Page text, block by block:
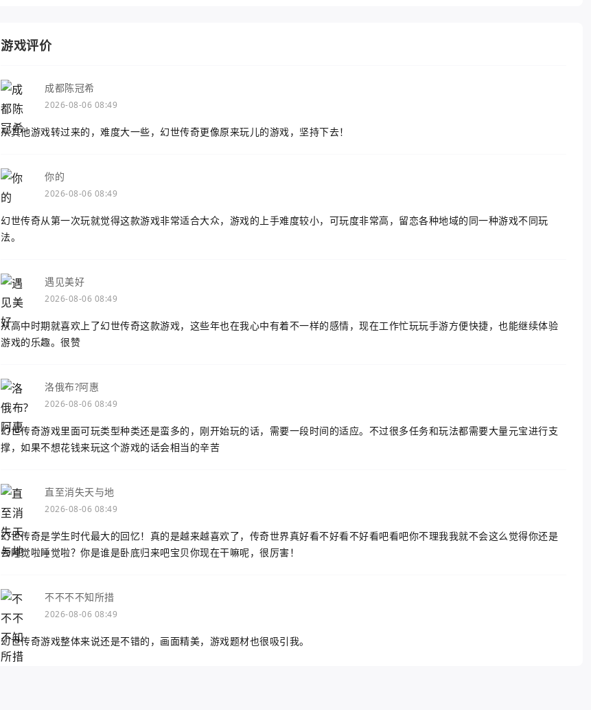
游戏评价
成都陈冠希
2026-08-06 08:49
从其他游戏转过来的，难度大一些，幻世传奇更像原来玩儿的游戏，坚持下去！
你的
2026-08-06 08:49
幻世传奇从第一次玩就觉得这款游戏非常适合大众，游戏的上手难度较小，可玩度非常高，留恋各种地域的同一种游戏不同玩
法。
遇见美好
2026-08-06 08:49
从高中时期就喜欢上了幻世传奇这款游戏，这些年也在我心中有着不一样的感情，现在工作忙玩玩手游方便快捷，也能继续体验
游戏的乐趣。很赞
洛俄布?阿惠
2026-08-06 08:49
幻世传奇游戏里面可玩类型种类还是蛮多的，刚开始玩的话，需要一段时间的适应。不过很多任务和玩法都需要大量元宝进行支
撑，如果不想花钱来玩这个游戏的话会相当的辛苦
直至消失天与地
2026-08-06 08:49
幻世传奇是学生时代最大的回忆！真的是越来越喜欢了，传奇世界真好看不好看不好看吧看吧你不理我我就不会这么觉得你还是
去睡觉啦睡觉啦？你是谁是卧底归来吧宝贝你现在干嘛呢，很厉害！
不不不不知所措
2026-08-06 08:49
幻世传奇游戏整体来说还是不错的，画面精美，游戏题材也很吸引我。